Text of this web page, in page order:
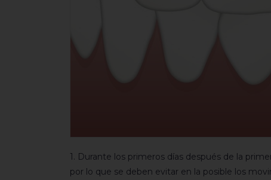
1. Durante los primeros días después de la
por lo que se deben evitar en la posible los